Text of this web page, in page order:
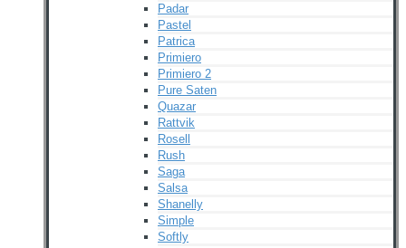
Padar
Pastel
Patrica
Primiero
Primiero 2
Pure Saten
Quazar
Rattvik
Rosell
Rush
Saga
Salsa
Shanelly
Simple
Softly